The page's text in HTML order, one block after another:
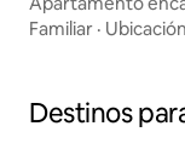
Familiar · Ubicación
Destinos